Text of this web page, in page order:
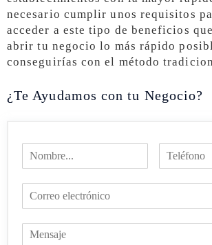
necesario cumplir unos requisitos
acceder a este tipo de beneficios
abrir tu negocio lo más rápido
conseguirías con el método
¿Te Ayudamos con tu Negocio?